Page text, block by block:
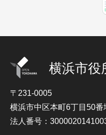
横浜市役
〒231-0005
横浜市中区本町6丁目50番
法人番号：